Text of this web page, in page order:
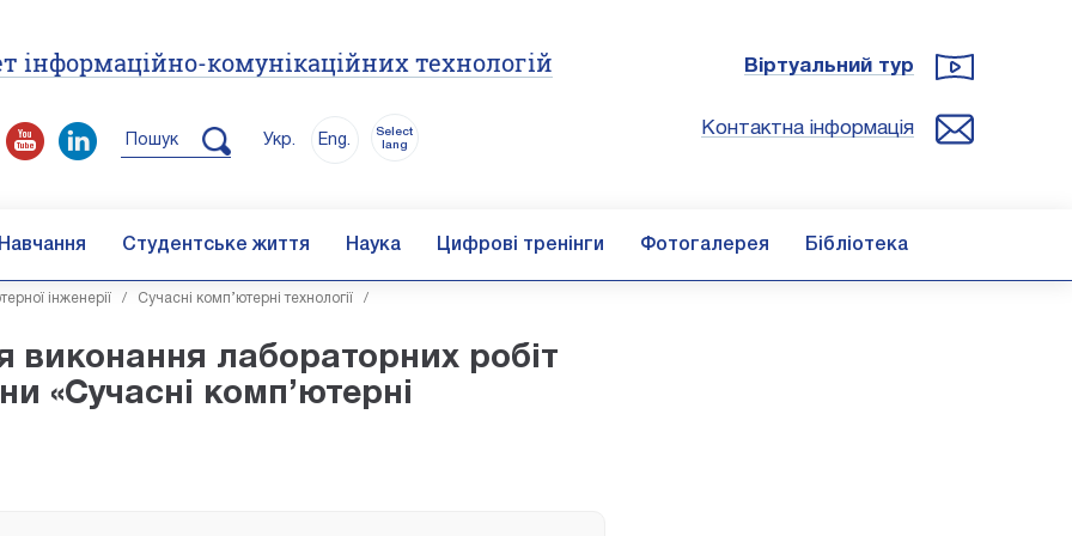
інформаційно-комунікаційних технологій
Пошук Укр. Eng.
Select
lang
Віртуальний тур
Контактна інформація
Студентське життя Наука Цифрові тренінги Фотогалерея Бібліотека
інженерії / Сучасні комп’ютерні технології /
виконання лабораторних робіт
«Сучасні комп’ютерні